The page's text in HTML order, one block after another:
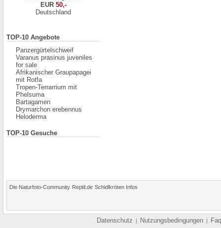
EUR50,-
Deutschland
TOP-10 Angebote
Panzergürtelschweif
Varanus prasinus juveniles
for sale
Afrikanischer Graupapagei
mit Rotfa
Tropen-Terrarrium mit
Phelsuma
Bartagamen
Drymarchon erebennus
Heloderma
TOP-10 Gesuche
Die Naturfoto-Community Reptil.de Schidlkröten Infos
Datenschutz | Nutzungsbedingungen | Faq